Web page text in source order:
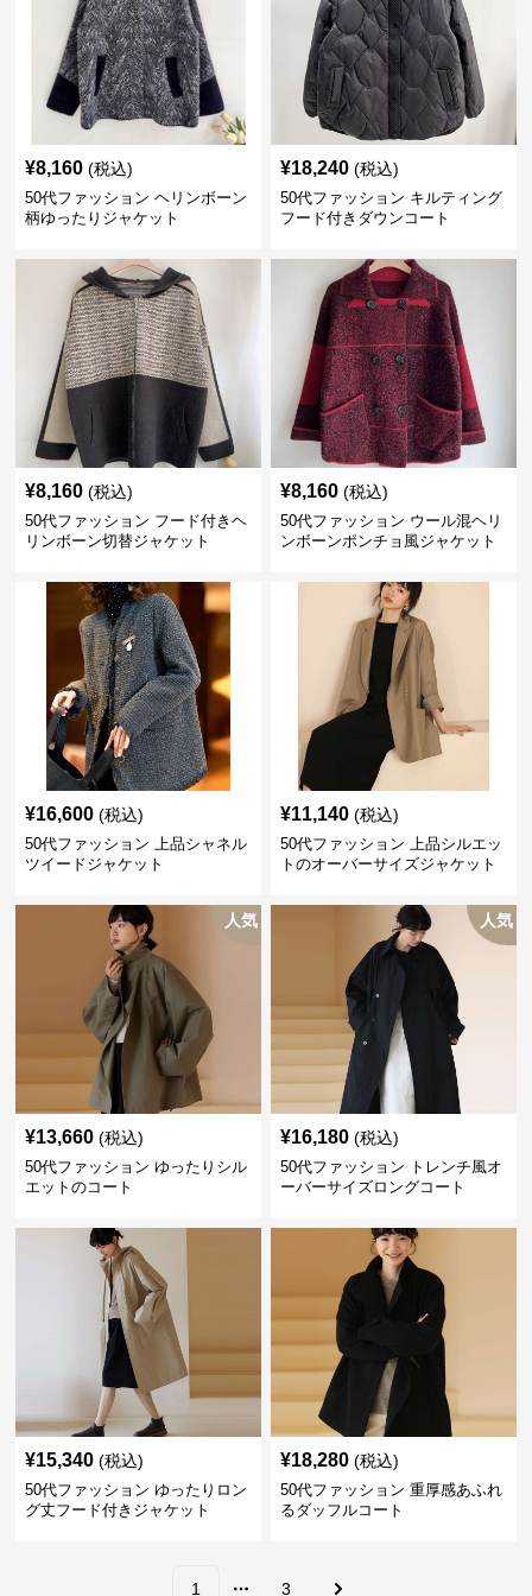
¥8,160 (税込)
50代ファッション ヘリンボーン
柄ゆったりジャケット
¥18,240 (税込)
50代ファッション キルティング
フード付きダウンコート
¥8,160 (税込)
50代ファッション フード付きヘ
リンボーン切替ジャケット
¥8,160 (税込)
50代ファッション ウール混ヘリ
ンボーンポンチョ風ジャケット
¥16,600 (税込)
50代ファッション 上品シャネル
ツイードジャケット
¥11,140 (税込)
50代ファッション 上品シルエッ
トのオーバーサイズジャケット
人気
¥13,660 (税込)
50代ファッション ゆったりシル
エットのコート
人気
¥16,180 (税込)
50代ファッション トレンチ風オ
ーバーサイズロングコート
¥15,340 (税込)
50代ファッション ゆったりロン
グ丈フード付きジャケット
¥18,280 (税込)
50代ファッション 重厚感あふれ
るダッフルコート
1 3